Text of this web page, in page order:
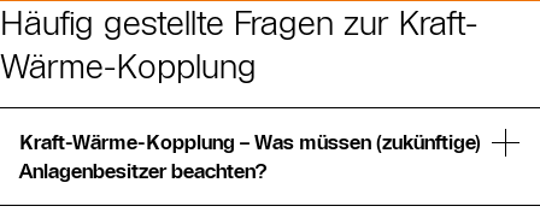
Häufig gestellte Fragen zur Kraft-
Wärme-Kopplung
Kraft-Wärme-Kopplung – Was müssen (zukünftige)
Anlagenbesitzer beachten?